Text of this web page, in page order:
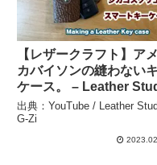
【レザークラフト】ア
カバイソンの縫わない
ケース。 – Leather
G-Zi
出典：YouTube / Leather
G-Zi